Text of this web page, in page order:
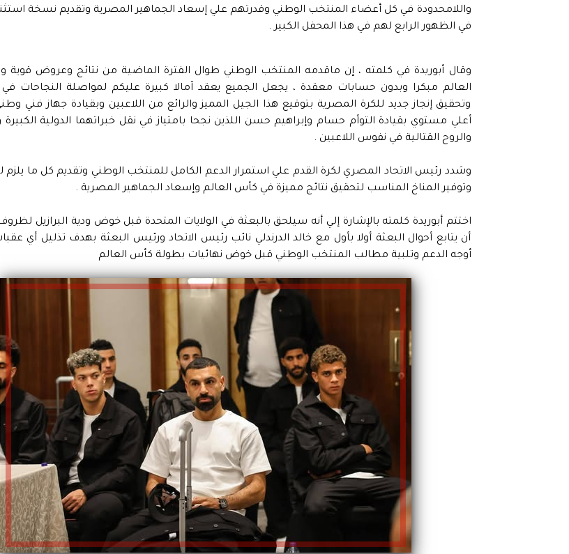
واللامحدودة في كل أعضاء المنتخب الوطني وقدرتهم علي إسعاد الجماهير المصرية وتقديم نسخة
في الظهور الرابع لهم في هذا المحفل الكبير .
وقال أبوريدة في كلمته ، إن ماقدمه المنتخب الوطني طوال الفترة الماضية من نتائج وعروض قوية
العالم مبكرا وبدون حسابات معقدة ، يجعل الجميع يعقد آمالا كبيرة عليكم لمواصلة النجاحات
وتحقيق إنجاز جديد للكرة المصرية بتوقيع هذا الجيل المميز والرائع من اللاعبين وبقيادة جهاز فني
أعلي مستوي بقيادة التوأم حسام وإبراهيم حسن اللذين نجحا بامتياز في نقل خبراتهما الدولية
والروح القتالية في نفوس اللاعبين .
وشدد رئيس الاتحاد المصري لكرة القدم علي استمرار الدعم الكامل للمنتخب الوطني وتقديم كل ما يلزم
وتوفير المناخ المناسب لتحقيق نتائج مميزة في كأس العالم وإسعاد الجماهير المصرية .
اختتم أبوريدة كلمته بالإشارة إلي أنه سيلحق بالبعثة في الولايات المتحدة قبل خوض ودية البرازيل
أن يتابع أحوال البعثة أولا بأول مع خالد الدرندلي نائب رئيس الاتحاد ورئيس البعثة بهدف تذليل أي
أوجه الدعم وتلبية مطالب المنتخب الوطني قبل خوض نهائيات بطولة كأس العالم